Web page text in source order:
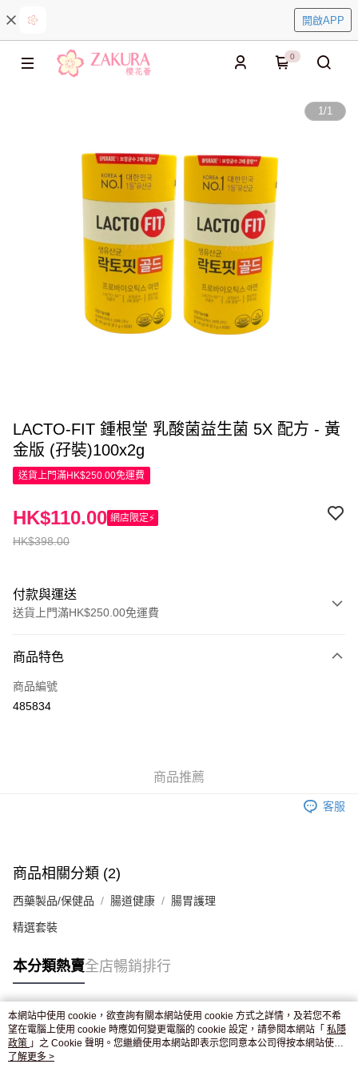
開啟APP
0
1/1
LACTO-FIT 鍾根堂 乳酸菌益生菌 5X 配方 - 黃
金版 (孖裝)100x2g
送貨上門滿HK$250.00免運費
HK$398.00
HK$110.00 網店限定⚡
付款與運送
送貨上門滿HK$250.00免運費
信用卡
Apple Pay
付款後門市自取，訂單確認後2-4個工作天到店，7天內取。逾期後
商品特色
商品編號
485834
商品推薦
客服
商品相關分類 (2)
西藥製品/保健品 腸道健康 腸胃護理
精選套裝
本分類熱賣全店暢銷排行
熱門標籤
熱銷排行
本網站中使用 cookie，欲查詢有關本網站使用 cookie 方式之詳情，及若您不希
望在電腦上使用 cookie 時應如何變更電腦的 cookie 設定，請參閱本網站「 私隱
政策 」之 Cookie 聲明。您繼續使用本網站即表示您同意本公司得按本網站使用
條款之 Cookie 聲明使用 cookie。
了解更多 >